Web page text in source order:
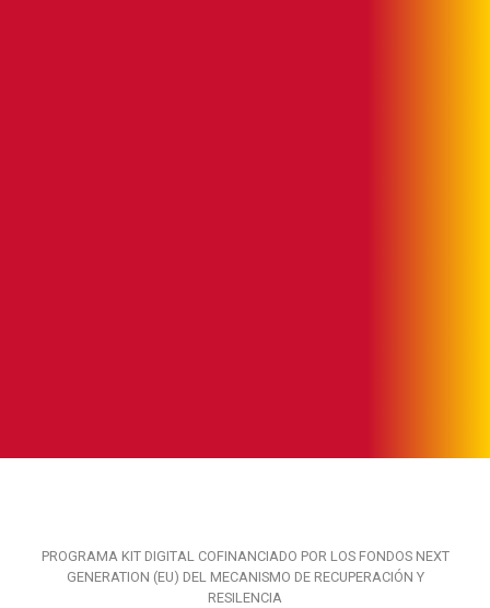
PROGRAMA KIT DIGITAL COFINANCIADO POR LOS FONDOS NEXT
GENERATION (EU) DEL MECANISMO DE RECUPERACIÓN Y
RESILENCIA